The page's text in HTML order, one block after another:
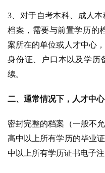
3、对于自考本科、成人
档案，需要与前置学历的
案所在的单位或人才中心
身份证、户口本以及学历
续。
二、通常情况下，人才中
密封完整的档案（一般不
高中以上所有学历的毕业
中以上所有学历证书电子注